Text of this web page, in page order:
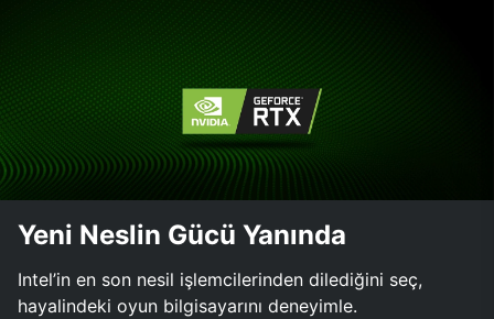
Yeni Neslin Gücü Yanında
Intel’in en son nesil işlemcilerinden dilediğini seç,
hayalindeki oyun bilgisayarını deneyimle.